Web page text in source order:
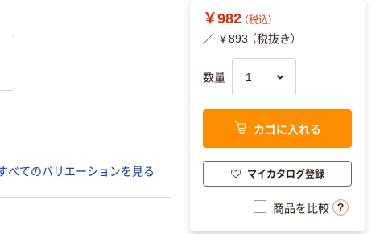
べてのバリエーションを見る
￥982 （税込）
／ ￥893 （税抜き）
数量
カゴに入れる
マイカタログ登録
商品を比較